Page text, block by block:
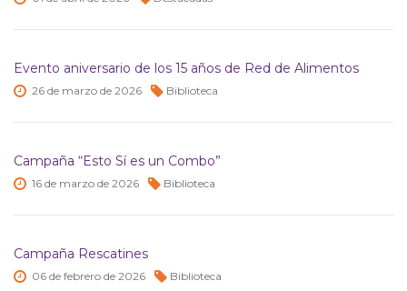
Evento aniversario de los 15 años de Red de Alimentos
26 de marzo de 2026 Biblioteca
Campaña “Esto Sí es un Combo”
16 de marzo de 2026 Biblioteca
Campaña Rescatines
06 de febrero de 2026 Biblioteca